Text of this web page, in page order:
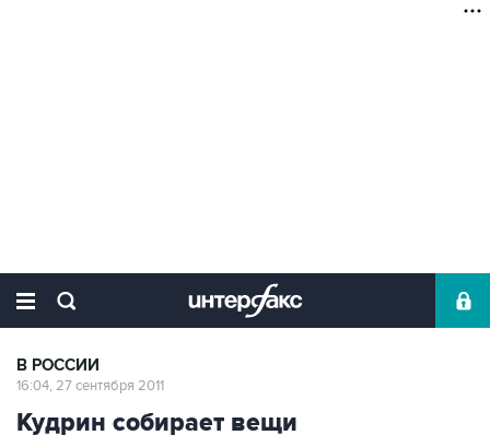
В РОССИИ
16:04, 27 сентября 2011
Кудрин собирает вещи